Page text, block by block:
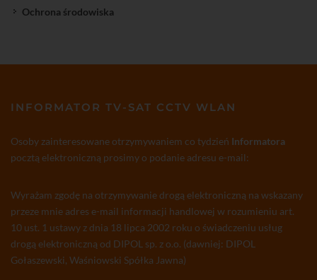
Ochrona środowiska
INFORMATOR TV-SAT CCTV WLAN
Osoby zainteresowane otrzymywaniem co tydzień Informatora
pocztą elektroniczną prosimy o podanie adresu e-mail:
Wyrażam zgodę na otrzymywanie drogą elektroniczną na wskazany
przeze mnie adres e-mail informacji handlowej w rozumieniu art.
10 ust. 1 ustawy z dnia 18 lipca 2002 roku o świadczeniu usług
drogą elektroniczną od DIPOL sp. z o.o. (dawniej: DIPOL
Gołaszewski, Waśniowski Spółka Jawna)